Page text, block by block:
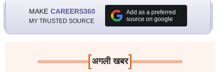
MAKE CAREERS360
MY TRUSTED SOURCE
Add as a preferred
source on google
[अगली खबर]